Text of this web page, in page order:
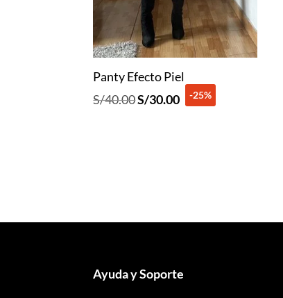
Panty Efecto Piel
S/40.00El
S/30.00El-25%
Ayuda y Soporte